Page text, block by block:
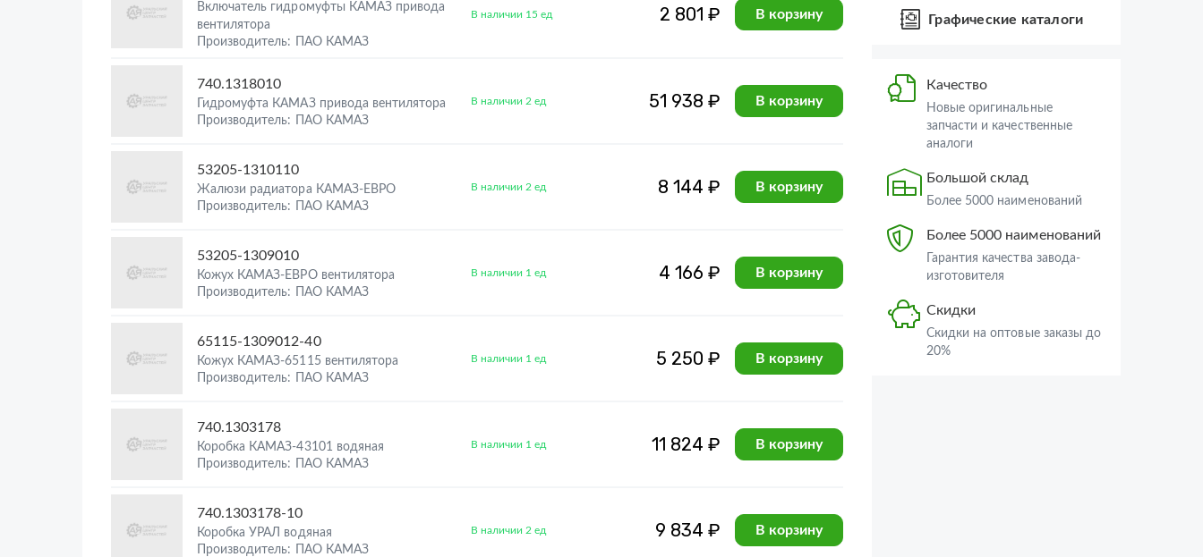
Включатель гидромуфты КАМАЗ привода
вентилятора
Производитель: ПАО КАМАЗ
В наличии 15 ед 2 801 ₽ В корзину
740.1318010
Гидромуфта КАМАЗ привода вентилятора
Производитель: ПАО КАМАЗ
В наличии 2 ед 51 938 ₽ В корзину
53205-1310110
Жалюзи радиатора КАМАЗ-ЕВРО
Производитель: ПАО КАМАЗ
В наличии 2 ед 8 144 ₽ В корзину
53205-1309010
Кожух КАМАЗ-ЕВРО вентилятора
Производитель: ПАО КАМАЗ
В наличии 1 ед 4 166 ₽ В корзину
65115-1309012-40
Кожух КАМАЗ-65115 вентилятора
Производитель: ПАО КАМАЗ
В наличии 1 ед 5 250 ₽ В корзину
740.1303178
Коробка КАМАЗ-43101 водяная
Производитель: ПАО КАМАЗ
В наличии 1 ед 11 824 ₽ В корзину
740.1303178-10
Коробка УРАЛ водяная
Производитель: ПАО КАМАЗ
В наличии 2 ед 9 834 ₽ В корзину
740.30-260 (Евро 2)
КамАЗ-4350 (4х4)
КамАЗ-43501 (4х4)
КамАЗ-53229 (Евро 2)
КамАЗ-5350 (6х6)
КамАЗ-53501 (6х6)
КамАЗ-53504 (6х6)
КамАЗ-5460
КамАЗ-6460
запчасти и качественные
аналоги
Большой склад
изготовителя
Скидки
20%